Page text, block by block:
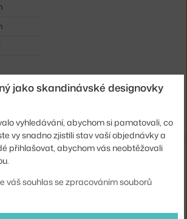
COPENHAGEN
jako skandinávské designovky
vyhledávání, abychom si pamatovali, co
vy snadno zjistili stav vaší objednávky a
přihlašovat, abychom vás neobtěžovali
váš souhlas se zpracováním souborů